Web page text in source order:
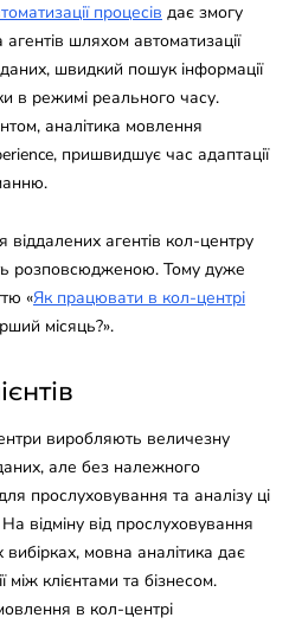
процесів дає змогу
шляхом автоматизації
швидкий пошук інформації
в режимі реального часу.
аналітика мовлення
пришвидшує час адаптації
агентів кол-центру
розповсюдженою. Тому дуже
«Як працювати в кол-центрі
місяць?».
виробляють величезну
але без належного
прослуховування та аналізу ці
відміну від прослуховування
мовна аналітика дає
між клієнтами та бізнесом.
в кол-центрі